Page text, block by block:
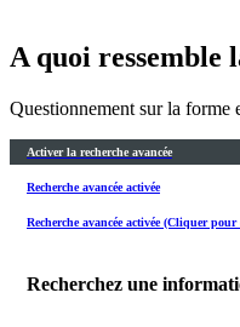
A quoi ressemble
Questionnement sur la forme
Activer la recherche avancée
Recherche avancée activée
Recherche avancée activée (Cliquer pour
Recherchez une